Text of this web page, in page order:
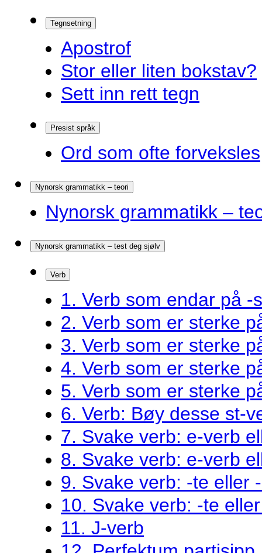
Tegnsetning
Apostrof
Stor eller liten bokstav?
Sett inn rett tegn
Presist språk
Ord som ofte forveksles
Nynorsk grammatikk – teori
Nynorsk grammatikk –
Nynorsk grammatikk – test deg sjølv
Verb
1. Verb som endar på -
2. Verb som er sterke
3. Verb som er sterke
4. Verb som er sterke
5. Verb som er sterke
6. Verb: Bøy desse st-
7. Svake verb: e-verb
8. Svake verb: e-verb
9. Svake verb: -te eller
10. Svake verb: -te
11. J-verb